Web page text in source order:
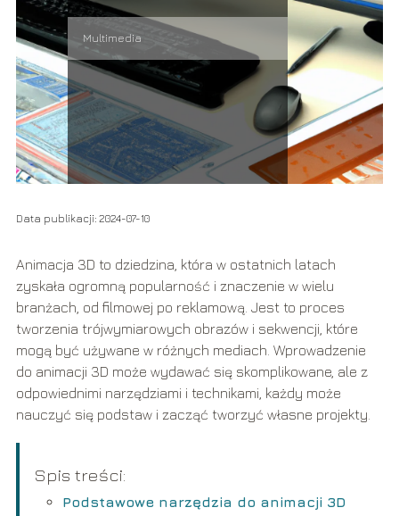
Multimedia
Data publikacji: 2024-07-10
Animacja 3D to dziedzina, która w ostatnich latach
zyskała ogromną popularność i znaczenie w wielu
branżach, od filmowej po reklamową. Jest to proces
tworzenia trójwymiarowych obrazów i sekwencji, które
mogą być używane w różnych mediach. Wprowadzenie
do animacji 3D może wydawać się skomplikowane, ale z
odpowiednimi narzędziami i technikami, każdy może
nauczyć się podstaw i zacząć tworzyć własne projekty.
Spis treści:
Podstawowe narzędzia do animacji 3D